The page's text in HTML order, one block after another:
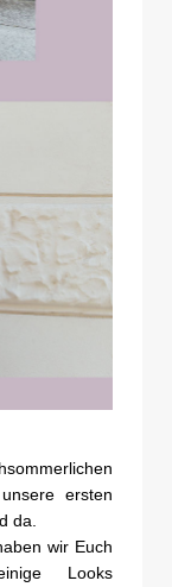
ersten
da.
wir Euch
Looks